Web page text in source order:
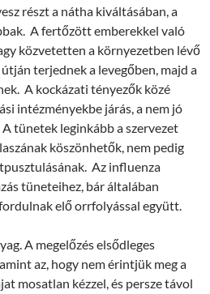
részt a nátha kiváltásában, a
A fertőzött emberekkel való
közvetetten a környezetben lévő
terjednek a levegőben, majd a
A kockázati tényezők közé
intézményekbe járás, a nem jó
A tünetek leginkább a szervezet
köszönhetők, nem pedig
Az influenza
tüneteihez, bár általában
elő orrfolyással együtt.
A megelőzés elsődleges
az, hogy nem érintjük meg a
mosatlan kézzel, és persze távol